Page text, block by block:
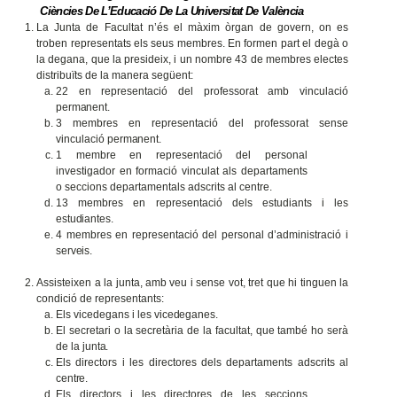
Ciències De L’Educació De La Universitat De València
La Junta de Facultat n’és el màxim òrgan de govern, on es
troben representats els seus membres. En formen part el degà o
la degana, que la presideix, i un nombre 43 de membres electes
distribuïts de la manera següent:
22 en representació del professorat amb vinculació
permanent.
3 membres en representació del professorat sense
vinculaciópermanent.
1 membre en representació del personal
investigador en formació vinculat als departaments
o seccions departamentals adscrits al centre.
13 membres en representació dels estudiants i les
estudiantes.
4 membres en representació del personal d’administració i
serveis.
Assisteixen a la junta, amb veu i sense vot, tret que hi tinguen la
condició de representants:
Els vicedegans i lesvicedeganes.
El secretari o la secretària de la facultat, que també ho serà
de lajunta.
Els directors i les directores dels departaments adscrits al
centre.